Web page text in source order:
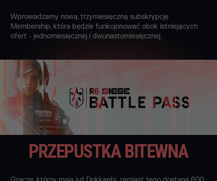
Wprowadzamy nową, trzymiesięczną subskrypcję
Membership, która będzie funkcjonować obok istniejących
ofert - jednomiesięcznej i dwunastomiesięcznej.
PRZEPUSTKA BITEWNA